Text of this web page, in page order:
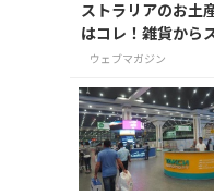
ストラリアのお土
はコレ！雑貨から
ーパーでも買えるグ
ウェブマガジン